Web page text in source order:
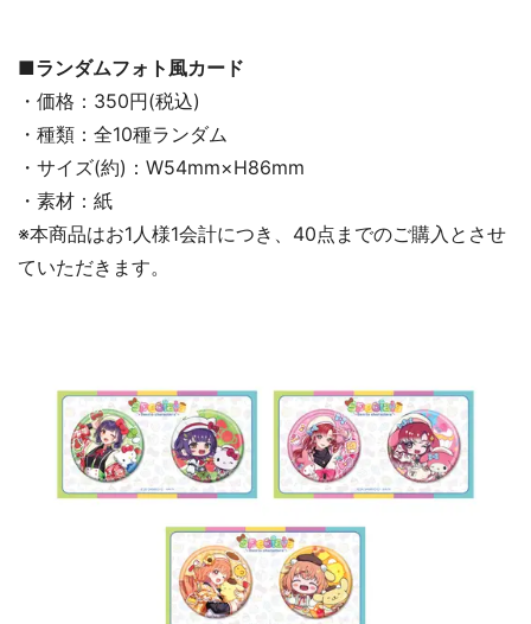
■ランダムフォト風カード
・価格：350円(税込)
・種類：全10種ランダム
・サイズ(約)：W54mm×H86mm
・素材：紙
※本商品はお1人様1会計につき、40点までのご購入とさせ
ていただきます。